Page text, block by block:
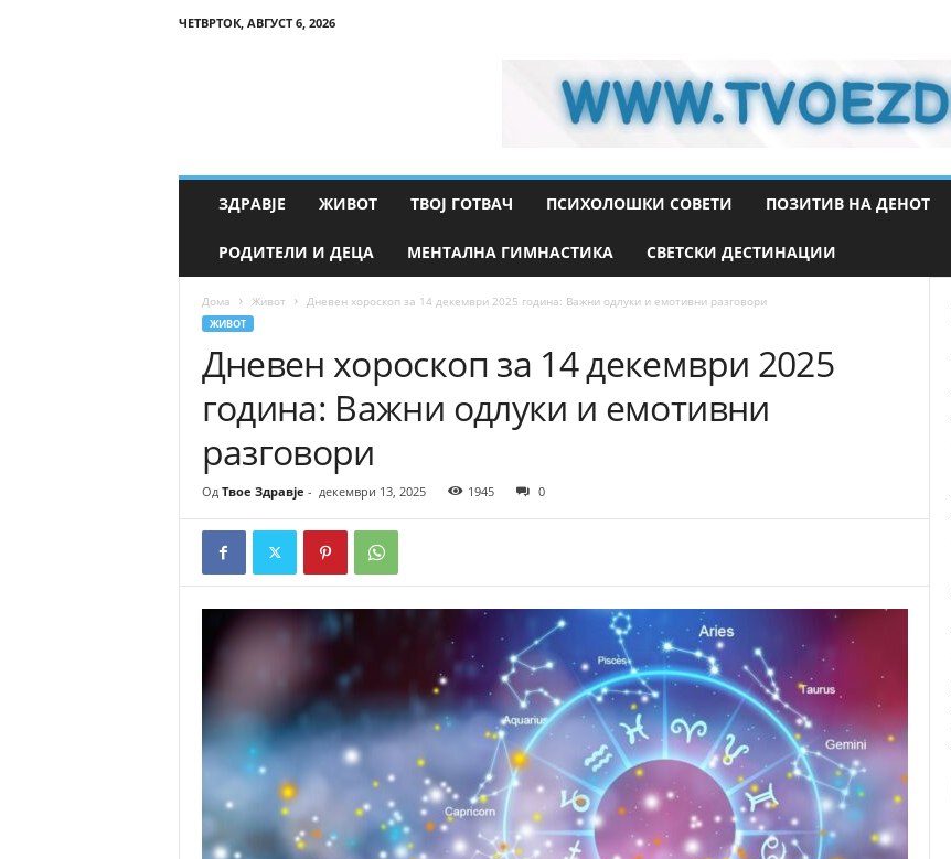
ЧЕТВРТОК, АВГУСТ 6, 2026
ЗДРАВЈЕ ЖИВОТ ТВОЈ ГОТВАЧ ПСИХОЛОШКИ СОВЕТИ ПОЗИТИВ НА ДЕНОТ
РОДИТЕЛИ И ДЕЦА МЕНТАЛНА ГИМНАСТИКА СВЕТСКИ ДЕСТИНАЦИИ
Дома Живот Дневен хороскоп за 14 декември 2025 година: Важни одлуки и емотивни разговори
ЖИВОТ
Дневен хороскоп за 14 декември 2025
година: Важни одлуки и емотивни
разговори
Од Твое Здравје - декември 13, 2025 1945 0